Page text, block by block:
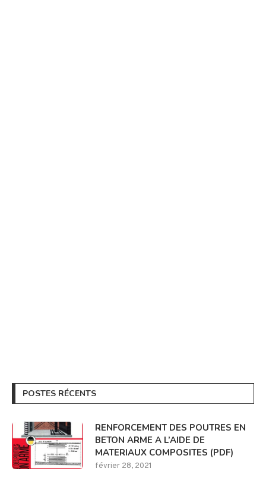
POSTES RÉCENTS
RENFORCEMENT DES POUTRES EN
BETON ARME A L’AIDE DE
MATERIAUX COMPOSITES (PDF)
février 28, 2021